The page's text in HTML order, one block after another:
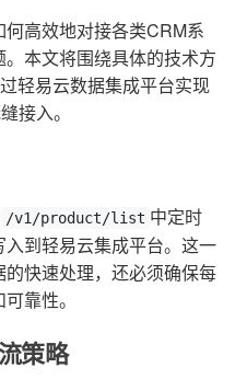
高效地对接各类CRM系
本文将围绕具体的技术方
轻易云数据集成平台实现
接入。
/v1/product/list 中定时
到轻易云集成平台。这一
快速处理，还必须确保每
靠性。
策略